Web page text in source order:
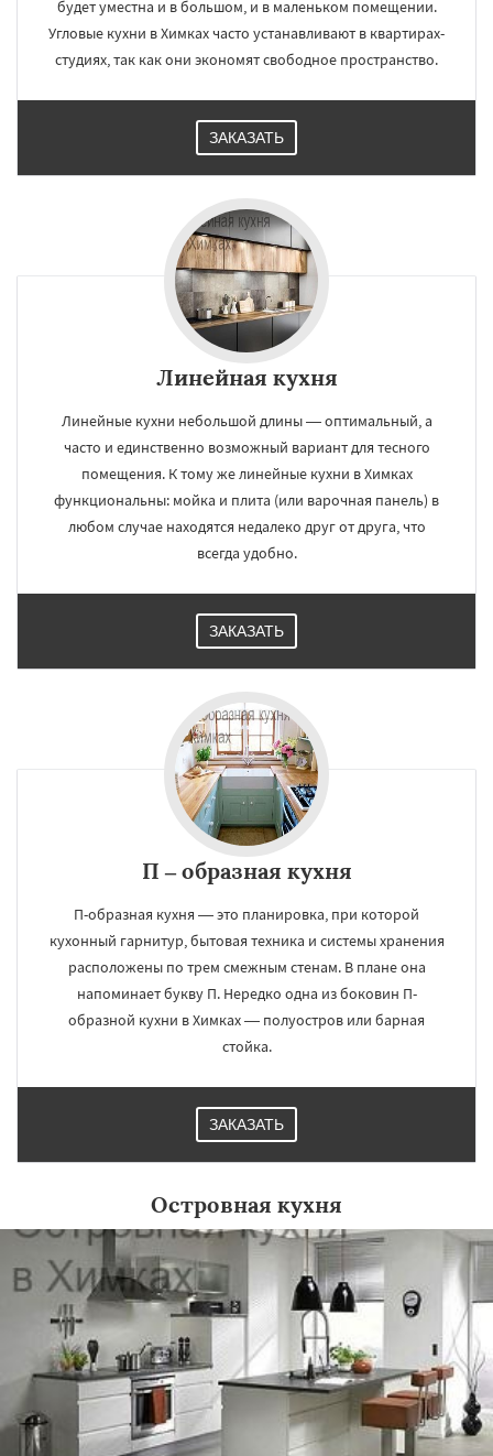
будет уместна и в большом, и в маленьком помещении.
Угловые кухни в Химках часто устанавливают в квартирах-
студиях, так как они экономят свободное пространство.
ЗАКАЗАТЬ
Линейная кухня
Линейные кухни небольшой длины — оптимальный, а
часто и единственно возможный вариант для тесного
помещения. К тому же линейные кухни в Химках
функциональны: мойка и плита (или варочная панель) в
любом случае находятся недалеко друг от друга, что
всегда удобно.
ЗАКАЗАТЬ
П – образная кухня
П-образная кухня — это планировка, при которой
кухонный гарнитур, бытовая техника и системы хранения
расположены по трем смежным стенам. В плане она
напоминает букву П. Нередко одна из боковин П-
образной кухни в Химках — полуостров или барная
стойка.
ЗАКАЗАТЬ
Островная кухня